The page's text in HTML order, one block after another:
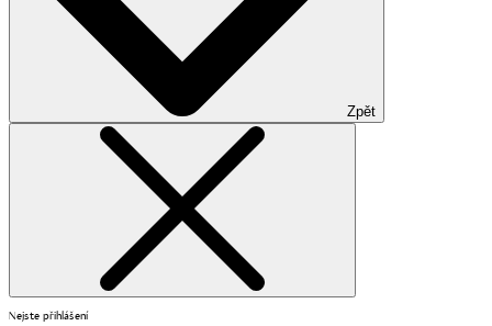
Zpět
Nejste přihlášení